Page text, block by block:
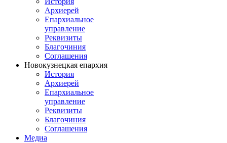
Архиерей
Епархиальное
управление
Реквизиты
Благочиния
Соглашения
Новокузнецкая епархия
История
Архиерей
Епархиальное
управление
Реквизиты
Благочиния
Соглашения
Медиа